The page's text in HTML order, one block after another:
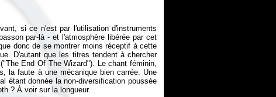
si ce n'est par l'utilisation d'instruments
par-là - et l'atmosphère libérée par cet
donc de se montrer moins réceptif à cette
D'autant que les titres tendent à chercher
End Of The Wizard"). Le chant féminin,
la faute à une mécanique bien carrée. Une
étant donnée la non-diversification poussée
? À voir sur la longueur.